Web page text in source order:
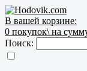
В вашей корзине:
0 покупок\ на
Поиск: